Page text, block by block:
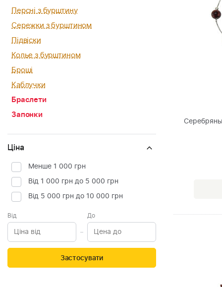
Персні з бурштину
Сережки з бурштином
Підвіски
Колье з бурштином
Броші
Каблучки
Браслети
Запонки
Ціна
Менше 1 000 грн
Від 1 000 грн до 5 000 грн
Від 5 000 грн до 10 000 грн
Від До
Застосувати